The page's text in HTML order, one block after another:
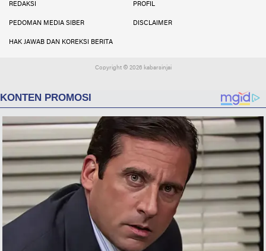
REDAKSI
PROFIL
PEDOMAN MEDIA SIBER DISCLAIMER
HAK JAWAB DAN KOREKSI BERITA
Copyright © 2026 kabarsinjai